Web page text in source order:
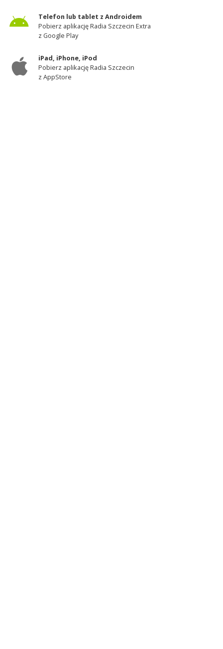
Telefon lub tablet z Androidem
Pobierz aplikację Radia Szczecin Extra
z Google Play
iPad, iPhone, iPod
Pobierz aplikację Radia Szczecin
z AppStore